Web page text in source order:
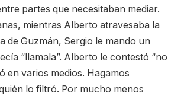
partes que necesitaban mediar.
mientras Alberto atravesaba la
de Guzmán, Sergio le mando un
“llamala”. Alberto le contestó “no
en varios medios. Hagamos
lo filtró. Por mucho menos